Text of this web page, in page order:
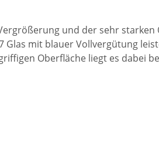
und der sehr
mit blauer Vollvergütung
Oberfläche liegt es dabei